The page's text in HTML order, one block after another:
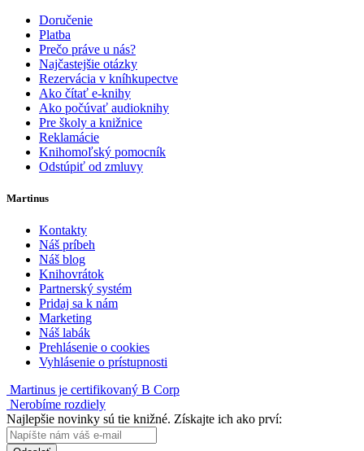
Doručenie
Platba
Prečo práve u nás?
Najčastejšie otázky
Rezervácia v kníhkupectve
Ako čítať e-knihy
Ako počúvať audioknihy
Pre školy a knižnice
Reklamácie
Knihomoľský pomocník
Odstúpiť od zmluvy
Martinus
Kontakty
Náš príbeh
Náš blog
Knihovrátok
Partnerský systém
Pridaj sa k nám
Marketing
Náš labák
Prehlásenie o cookies
Vyhlásenie o prístupnosti
Martinus je certifikovaný B Corp
Nerobíme rozdiely
Najlepšie novinky sú tie knižné. Získajte ich ako prví: